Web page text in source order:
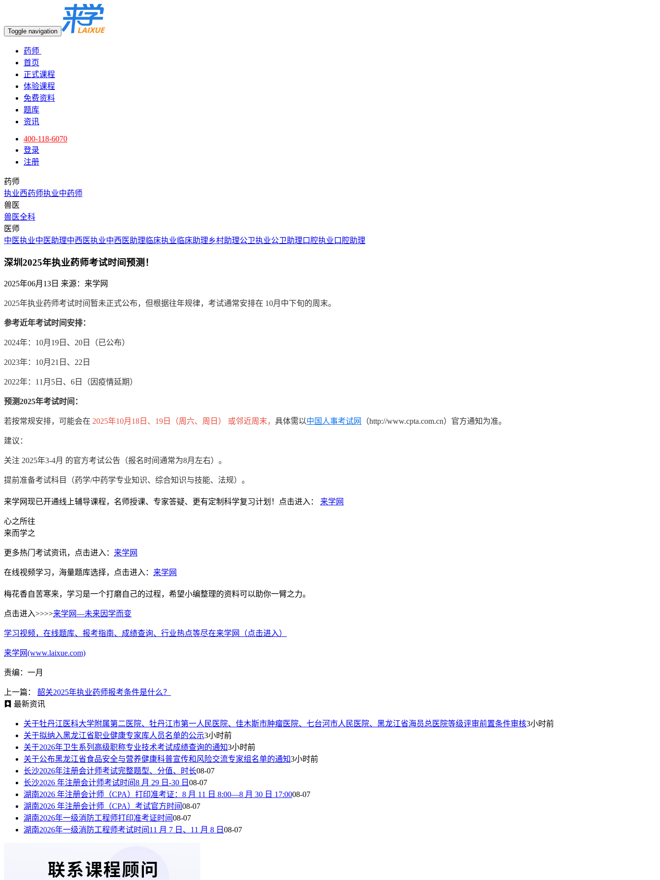
Toggle navigation
药师
首页
正式课程
体验课程
免费资料
题库
资讯
400-118-6070
登录
注册
药师
执业西药师执业中药师
兽医
兽医全科
医师
中医执业中医助理中西医执业中西医助理 临床执业 临床助理乡村助理公卫执业公卫助理 口腔执业 口腔助理
深圳2025年执业药师考试时间预测！
2025年06月13日 来源：来学网
2025年执业药师考试时间暂未正式公布，但根据往年规律，考试通常安排在 10月中下旬的周末。
参考近年考试时间安排：
2024年：10月19日、20日（已公布）
2023年：10月21日、22日
2022年：11月5日、6日（因疫情延期）
预测2025年考试时间：
若按常规安排，可能会在 2025年10月18日、19日（周六、周日） 或邻近周末， 具体需以中国人事考试网 （http://www.cpta.com.cn）官方通知为准。
建议：
关注 2025年3-4月 的官方考试公告（报名时间通常为8月左右）。
提前准备考试科目（药学/中药学专业知识、综合知识与技能、法规）。
来学网现已开通线上辅导课程，名师授课、专家答疑、更有定制科学复习计划！点击进入： 来学网
心之所往
来而学之
更多热门考试资讯，点击进入： 来学网
在线视频学习，海量题库选择，点击进入： 来学网
梅花香自苦寒来，学习是一个打磨自己的过程，希望小编整理的资料可以助你一臂之力。
点击进入>>>>来学网—未来因学而变
学习视频，在线题库、报考指南、成绩查询、行业热点等尽在来学网（点击进入）
来学网(www.laixue.com)
责编：一月
上一篇：
韶关2025年执业药师报考条件是什么？
最新资讯
关于牡丹江医科大学附属第二医院、牡丹江市第一人民医院、佳木斯市肿瘤医院、七台河市人民医院、黑龙江省海员总医院等级评审前置条件审核3小时前
关于拟纳入黑龙江省职业健康专家库人员名单的公示3小时前
关于2026年卫生系列高级职称专业技术考试成绩查询的通知3小时前
关于公布黑龙江省食品安全与营养健康科普宣传和风险交流专家组名单的通知3小时前
长沙2026年注册会计师考试完整题型、分值、时长08-07
长沙2026 年注册会计师考试时间8 月 29 日-30 日 08-07
湖南2026 年注册会计师（CPA）打印准考证：8 月 11 日 8:00—8 月 30 日 17:0008-07
湖南2026 年注册会计师（CPA）考试官方时间08-07
湖南2026年一级消防工程师打印准考证时间08-07
湖南2026年一级消防工程师考试时间11 月 7 日、11 月 8 日 08-07